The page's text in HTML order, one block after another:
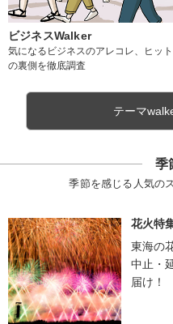
ビジネスWalker
気になるビジネスのアレコレ、ヒット
の裏側を徹底調査
テーマ
季
季節を感じる人気の
花火特
東海の
中止・
届け！